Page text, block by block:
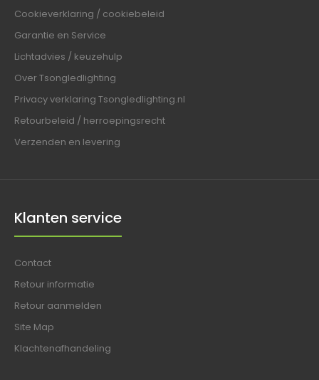
Cookieverklaring / cookiebeleid
Garantie en Service
Lichtadvies / keuzehulp
Over Tsongledlighting
Privacy verklaring Tsongledlighting.nl
Retourbeleid / herroepingsrecht
Verzenden en levering
Klanten service
Contact
Retour informatie
Retour aanmelden
Site Map
Klachtenafhandeling